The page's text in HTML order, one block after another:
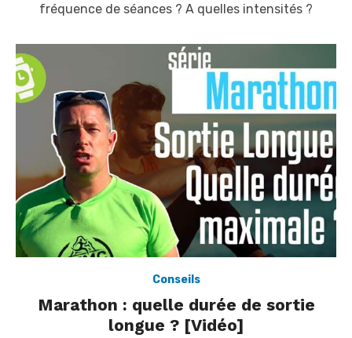
n
fréquence de séances ? A quelles intensités ?
Conseils
Marathon : quelle durée de sortie
longue ? [Vidéo]